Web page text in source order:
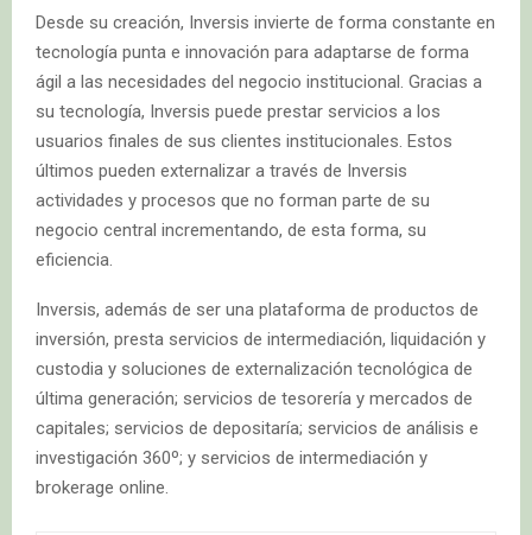
Desde su creación, Inversis invierte de forma constante en
tecnología punta e innovación para adaptarse de forma
ágil a las necesidades del negocio institucional. Gracias a
su tecnología, Inversis puede prestar servicios a los
usuarios finales de sus clientes institucionales. Estos
últimos pueden externalizar a través de Inversis
actividades y procesos que no forman parte de su
negocio central incrementando, de esta forma, su
eficiencia.
Inversis, además de ser una plataforma de productos de
inversión, presta servicios de intermediación, liquidación y
custodia y soluciones de externalización tecnológica de
última generación; servicios de tesorería y mercados de
capitales; servicios de depositaría; servicios de análisis e
investigación 360º; y servicios de intermediación y
brokerage online.